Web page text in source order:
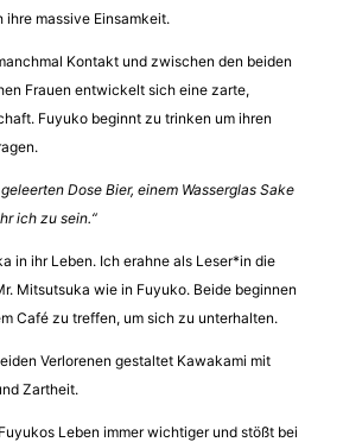
massive Einsamkeit.
Kontakt und zwischen den beiden
Frauen entwickelt sich eine zarte,
Fuyuko beginnt zu trinken um ihren
Dose Bier, einem Wasserglas Sake
ich zu sein.“
in ihr Leben. Ich erahne als Leser*in die
Mitsutsuka wie in Fuyuko. Beide beginnen
Café zu treffen, um sich zu unterhalten.
Verlorenen gestaltet Kawakami mit
Zartheit.
Leben immer wichtiger und stößt bei